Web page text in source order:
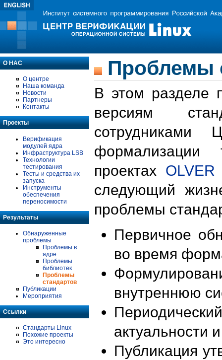
О НАС
О центре
Наша команда
Новости
Партнеры
Контакты
Проекты
Верификация
модулей ядра
Инфраструктура LSB
Технологии
тестирования
Тесты и средства их
запуска
Инструменты
обеспечения
переносимости
Результаты
Обнаруженные
проблемы
Проблемы в
ядре
Проблемы
библиотек
Проблемы
стандартов
Публикации
Мероприятия
Ссылки
Стандарты Linux
Похожие проекты
Это интересно
Проблемы
В этом разделе
версиям
формализации
проектах OLVER
следующий
проблемы
Первичное
во время
внутреннюю
актуальности
Публикация